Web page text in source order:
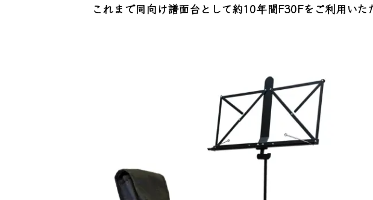
これまで同向け譜面台として約10年間F30Fをご利用いた